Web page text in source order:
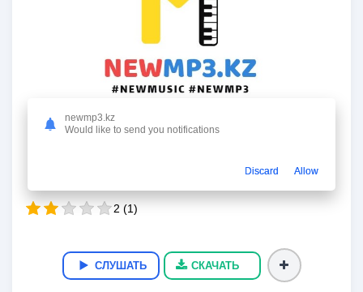
+18
05.12.2025 38
2 (1)
СЛУШАТЬ СКАЧАТЬ
newmp3.kz
Would like to send you notifications
Discard Allow